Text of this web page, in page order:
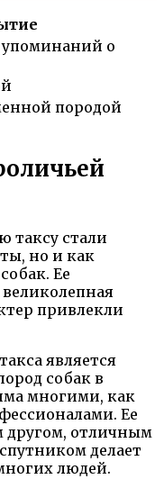
о
породой
таксу стали
но и как
Ее
привлекли
является
собак в
многими, как
Ее
другом, отличным
делает
людей.